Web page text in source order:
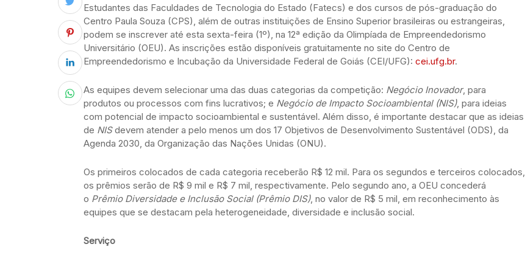
Estudantes das Faculdades de Tecnologia do Estado (Fatecs) e dos cursos de pós-graduação do
Centro Paula Souza (CPS), além de outras instituições de Ensino Superior brasileiras ou estrangeiras,
podem se inscrever até esta sexta-feira (1º), na 12ª edição da Olimpíada de Empreendedorismo
Universitário (OEU). As inscrições estão disponíveis gratuitamente no site do Centro de
Empreendedorismo e Incubação da Universidade Federal de Goiás (CEI/UFG): cei.ufg.br.
As equipes devem selecionar uma das duas categorias da competição: Negócio Inovador, para
produtos ou processos com fins lucrativos; e Negócio de Impacto Socioambiental (NIS), para ideias
com potencial de impacto socioambiental e sustentável. Além disso, é importante destacar que as ideias
de NISdevem atender a pelo menos um dos 17 Objetivos de Desenvolvimento Sustentável (ODS), da
Agenda 2030, da Organização das Nações Unidas (ONU).
Os primeiros colocados de cada categoria receberão R$ 12 mil. Para os segundos e terceiros colocados,
os prêmios serão de R$ 9 mil e R$ 7 mil, respectivamente. Pelo segundo ano, a OEU concederá
o Prêmio Diversidade e Inclusão Social (Prêmio DIS), no valor de R$ 5 mil, em reconhecimento às
equipes que se destacam pela heterogeneidade, diversidade e inclusão social.
Serviço